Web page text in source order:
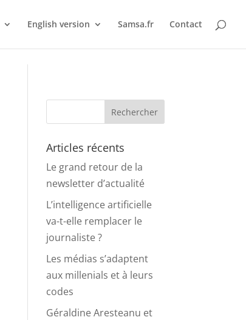
English version Samsa.fr Contact
Articles récents
Le grand retour de la
newsletter d’actualité
L’intelligence artificielle
va-t-elle remplacer le
journaliste ?
Les médias s’adaptent
aux millenials et à leurs
codes
Géraldine Aresteanu et